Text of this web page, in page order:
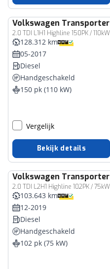
Volkswagen Transporter
Bedrijfswagen
128.312 km
05-2017
Diesel
Handgeschakeld
150 pk (110 kW)
Vergelijk
Bekijk details
Volkswagen Transporter
Bedrijfswagen
103.643 km
12-2019
Diesel
Handgeschakeld
102 pk (75 kW)